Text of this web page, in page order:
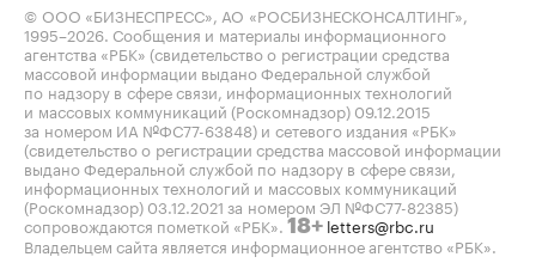
© ООО «БИЗНЕСПРЕСС», АО «РОСБИЗНЕСКОНСАЛТИНГ»,
1995–2026 . Сообщения и материалы информационного
агентства «РБК» (свидетельство о регистрации средства
массовой информации выдано Федеральной службой
по надзору в сфере связи, информационных технологий
и массовых коммуникаций (Роскомнадзор) 09.12.2015
за номером ИА №ФС77-63848) и сетевого издания «РБК»
(свидетельство о регистрации средства массовой информации
выдано Федеральной службой по надзору в сфере связи,
информационных технологий и массовых коммуникаций
(Роскомнадзор) 03.12.2021 за номером ЭЛ №ФС77-82385)
сопровождаются пометкой «РБК». 18+ letters@rbc.ru
Владельцем сайта является информационное агентство «РБК».